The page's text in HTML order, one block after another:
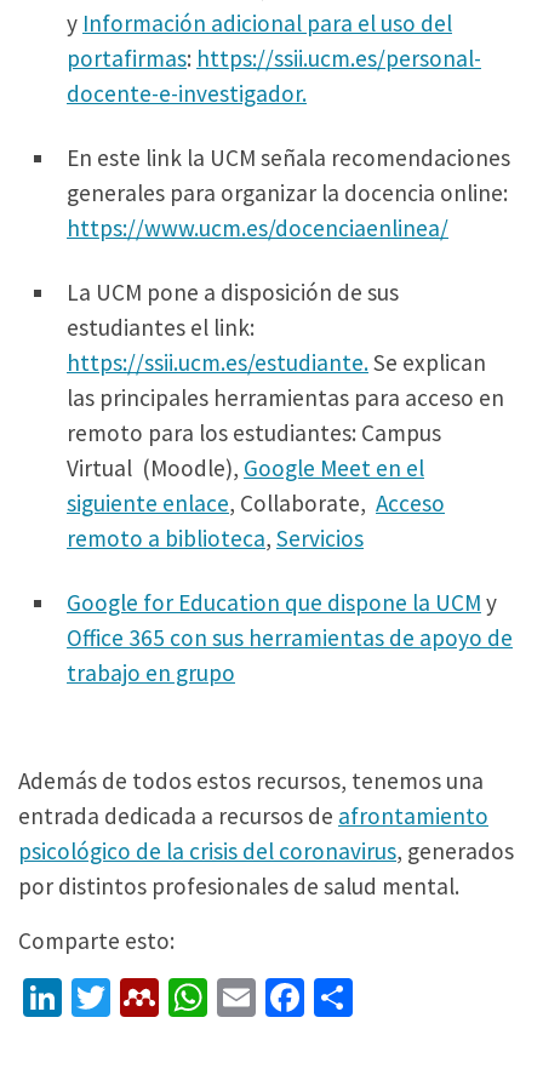
y Información adicional para el uso del
portafirmas: https://ssii.ucm.es/personal-
docente-e-investigador.
En este link la UCM señala recomendaciones
generales para organizar la docencia online:
https://www.ucm.es/docenciaenlinea/
La UCM pone a disposición de sus
estudiantes el link:
https://ssii.ucm.es/estudiante.Se explican
las principales herramientas para acceso en
remoto para los estudiantes: Campus
Virtual (Moodle), Google Meet en el
siguiente enlace, Collaborate, Acceso
remoto a biblioteca, Servicios
Google for Education que dispone la UCM y
Office 365 con sus herramientas de apoyo de
trabajo en grupo
Además de todos estos recursos, tenemos una
entrada dedicada a recursos de afrontamiento
psicológico de la crisis del coronavirus, generados
por distintos profesionales de salud mental.
Comparte esto:
Li T
M W E
Fa